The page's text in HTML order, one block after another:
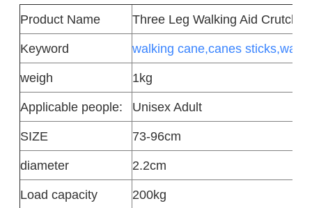
Product Name
Three Leg Walking Aid Crutches
Keyword
walking cane,canes
weigh
1kg
Applicable people:
Unisex Adult
SIZE
73-96cm
diameter
2.2cm
Load capacity
200kg